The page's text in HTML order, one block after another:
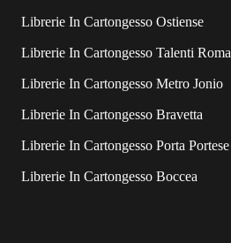
Librerie In Cartongesso Ostiense
Librerie In Cartongesso Talenti Roma
Librerie In Cartongesso Metro Jonio
Librerie In Cartongesso Bravetta
Librerie In Cartongesso Porta Portese
Librerie In Cartongesso Boccea